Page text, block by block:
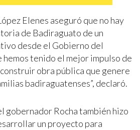
Elenes aseguró que no hay
de Badiraguato de un
desde el Gobierno del
hemos tenido el mejor impulso de
obra pública que genere
badiraguatenses”, declaró.
gobernador Rocha también hizo
un proyecto para